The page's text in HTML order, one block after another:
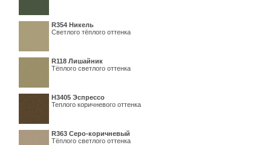
R354 Никель
Светлого тёплого оттенка
R118 Лишайник
Тёплого светлого оттенка
Н3405 Эспрессо
Теплого коричневого оттенка
R363 Серо-коричневый
Тёплого светлого оттенка